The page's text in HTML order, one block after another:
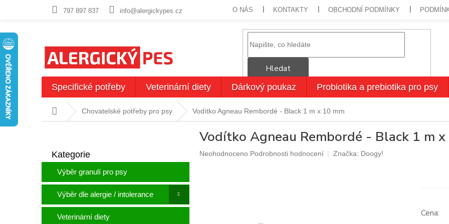
797 897 837 info@alergickypes.cz O NÁS KONTAKTY OBCHODNÍ PODMÍNKY
Hledat
Specifické potřeby Veterinární diety Dárkový poukaz Probiotika a prebiotika pro psy
Domů Chovatelské potřeby pro psy Vodítko Agneau Rembordé - Black 1 m x 10 mm
t
a
n
kategorie
Kategorie
Výběr granulí pro psy
Výběr dle alergie / intolerance
Veterinární diety
Vodítko Agneau Rembordé - Black 1 m x
Průměrné
Neohodnoceno Podrobnosti hodnocení Značka: Doogy!